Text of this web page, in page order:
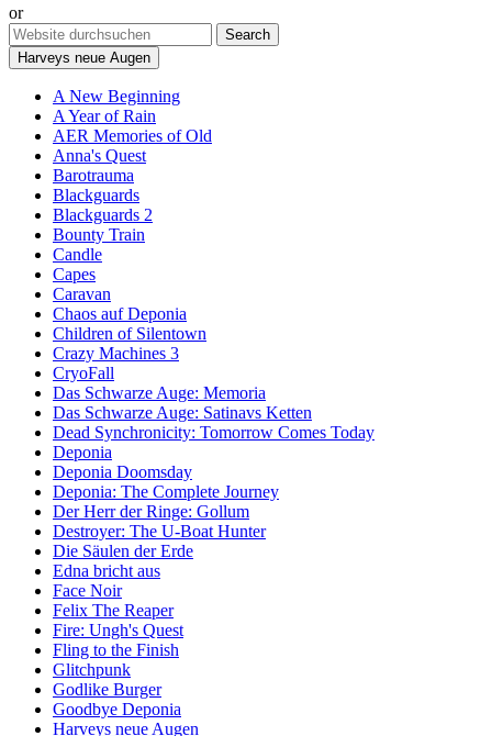
or
Harveys neue Augen
A New Beginning
A Year of Rain
AER Memories of Old
Anna's Quest
Barotrauma
Blackguards
Blackguards 2
Bounty Train
Candle
Capes
Caravan
Chaos auf Deponia
Children of Silentown
Crazy Machines 3
CryoFall
Das Schwarze Auge: Memoria
Das Schwarze Auge: Satinavs Ketten
Dead Synchronicity: Tomorrow Comes Today
Deponia
Deponia Doomsday
Deponia: The Complete Journey
Der Herr der Ringe: Gollum
Destroyer: The U-Boat Hunter
Die Säulen der Erde
Edna bricht aus
Face Noir
Felix The Reaper
Fire: Ungh's Quest
Fling to the Finish
Glitchpunk
Godlike Burger
Goodbye Deponia
Harveys neue Augen